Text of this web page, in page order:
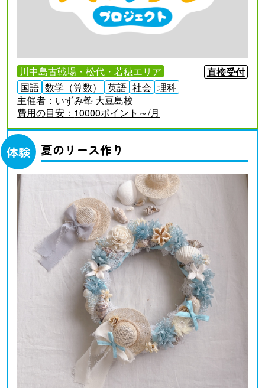
川中島古戦場・松代・若穂エリア
直接受付
国語 数学（算数） 英語 社会 理科
主催者： いずみ塾 大豆島校
費用の目安： 10000ポイント～/月
体験 夏のリース作り